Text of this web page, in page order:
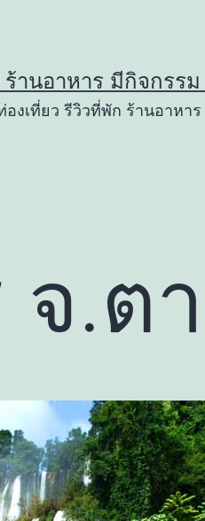
นอาหาร มีกิจกรรม
งเที่ยว รีวิวที่พัก ร้านอาหา
.ต